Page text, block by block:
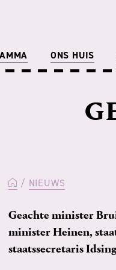
ONS HUIS
NIEUWS
Geachte minister
minister Heinen,
staatssecretaris